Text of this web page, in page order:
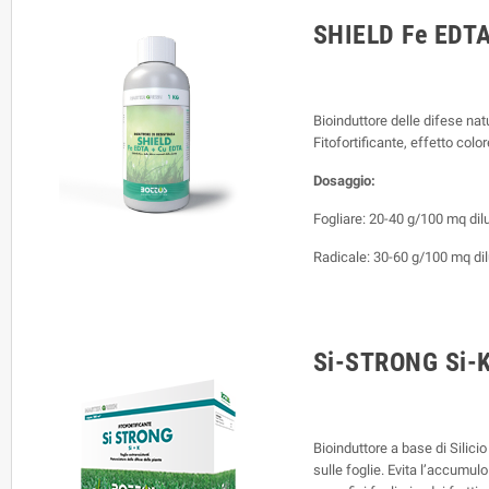
SHIELD Fe
Bioinduttore delle difese
Fitofortificante, effetto
Dosaggio:
Fogliare: 20-40 g/100 mq
Radicale: 30-60 g/100 mq
Si-STRONG Si-
Bioinduttore a base di
sulle foglie. Evita